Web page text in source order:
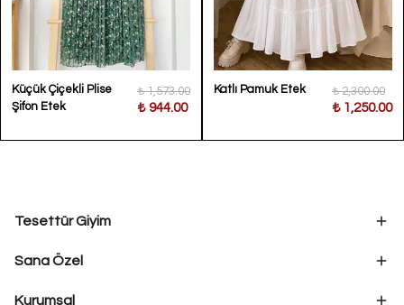
Küçük Çiçekli Plise
Şifon Etek
₺ 1,573.00
₺ 944.00
Katlı Pamuk Etek ₺ 2,300.00
₺ 1,250.00
Tesettür Giyim
Sana Özel
Kurumsal